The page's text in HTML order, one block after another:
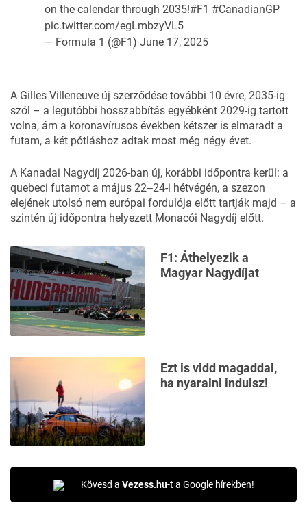
on the calendar through 2035!#F1 #CanadianGP
pic.twitter.com/egLmbzyVL5
— Formula 1 (@F1) June 17, 2025
A Gilles Villeneuve új szerződése további 10 évre, 2035-ig
szól – a legutóbbi hosszabbítás egyébként 2029-ig tartott
volna, ám a koronavírusos években kétszer is elmaradt a
futam, a két pótláshoz adtak most még négy évet.
A Kanadai Nagydíj 2026-ban új, korábbi időpontra kerül: a
quebeci futamot a május 22‒24-i hétvégén, a szezon
elejének utolsó nem európai fordulója előtt tartják majd – a
szintén új időpontra helyezett Monacói Nagydíj előtt.
F1: Áthelyezik a
Magyar Nagydíjat
Ezt is vidd magaddal,
ha nyaralni indulsz!
Kövesd a Vezess.hu-t a Google hírekben!